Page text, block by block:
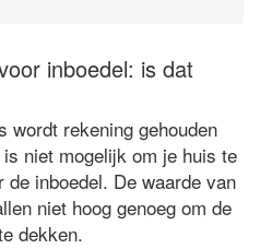
inboedel: is dat
wordt rekening gehouden
niet mogelijk om je huis te
inboedel. De waarde van
niet hoog genoeg om de
dekken.